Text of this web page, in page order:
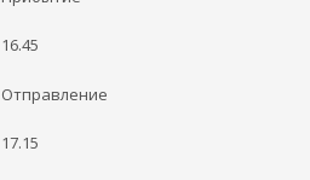
16.45
Отправление
17.15